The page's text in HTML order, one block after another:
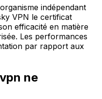
indépendant
VPN le certificat
efficacité en matière
Les performances
par rapport aux
ne